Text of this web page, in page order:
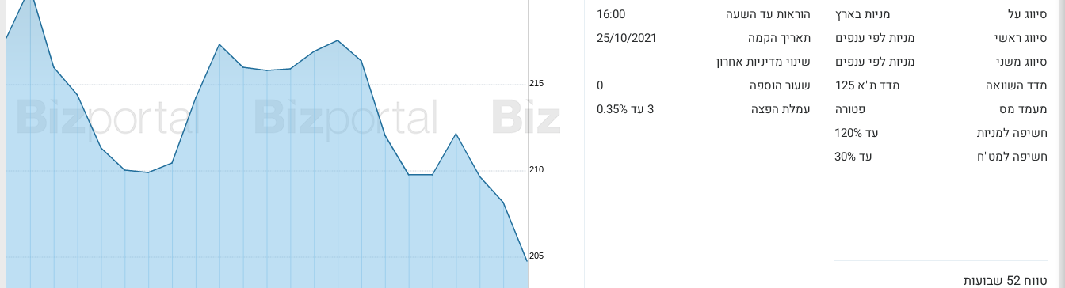
סיווג על
מניות בארץ
סיווג ראשי
מניות לפי ענפים
סיווג משני
מניות לפי ענפים
מדד השוואה
מדד ת"א 125
מעמד מס
פטורה
הוראות עד השעה
16:00
תאריך הקמה
25/10/2021
שינוי מדיניות אחרון
שעור הוספה
0
עמלת הפצה
3 עד 0.35%
חשיפה למניות
עד 120%
חשיפה למט"ח
עד 30%
טווח 52 שבועות